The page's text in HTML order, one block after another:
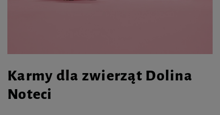
Karmy dla zwierząt Dolina
Noteci